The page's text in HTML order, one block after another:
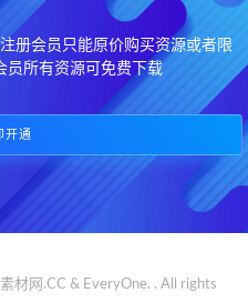
册会员只能原价购买资源或者限
员所有资源可免费下载
开通
材网.CC & EveryOne. . All rights